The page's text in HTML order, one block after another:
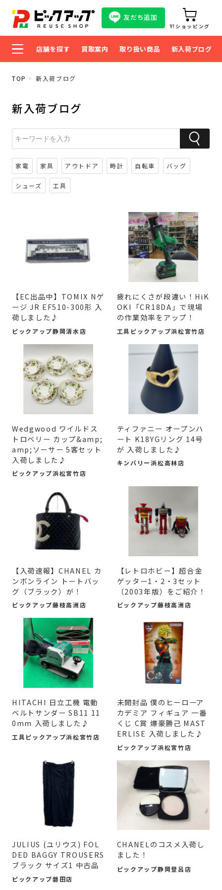
友だち追加
Y!ショッピング
店舗を探す 買取案内 取り扱い商品 新入荷ブログ
TOP 新入荷ブログ
新入荷ブログ
家電 家具 アウトドア 時計 自転車 バッグ
シューズ 工具
【EC出品中】TOMIX Nゲ
ージ JR EF510-300形 入
荷しました♪
ピックアップ静岡清水店
疲れにくさが段違い！HiK
OKI「CR18DA」で現場
の作業効率をアップ！
工具ピックアップ浜松宮竹店
Wedgwood ワイルドス
トロベリー カップ&amp;
amp;ソーサー 5客セット
入荷しました♪
ピックアップ浜松宮竹店
ティファニー オープンハ
ート K18YGリング 14号
が 入荷しました♪
キンバリー浜松高林店
【入荷速報】CHANEL カ
ンボンライン トートバッ
グ（ブラック）が！
ピックアップ藤枝高洲店
【レトロホビー】超合金
ゲッター1・2・3セット
（2003年版）をご紹介！
ピックアップ藤枝高洲店
HITACHI 日立工機 電動
ベルトサンダー SB11 11
0mm 入荷しました♪
工具ピックアップ浜松宮竹店
未開封品 僕のヒーローア
カデミア フィギュア 一番
くじ C賞 爆豪勝己 MAST
ERLISE 入荷しました♪
ピックアップ浜松宮竹店
JULIUS (ユリウス) FOL
DED BAGGY TROUSERS
ブラック サイズ1 中古品
ピックアップ磐田店
CHANELのコスメ入荷し
ました！
ピックアップ静岡登呂店